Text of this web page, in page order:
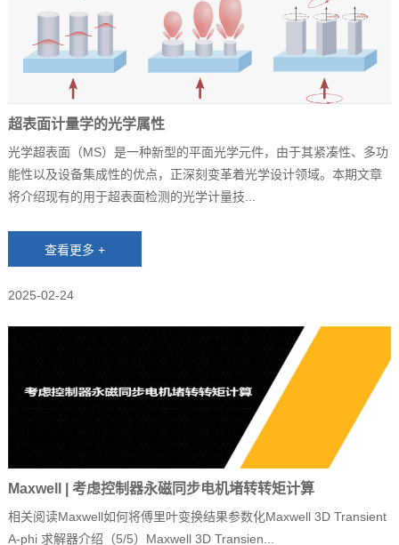
超表面计量学的光学属性
光学超表面（MS）是一种新型的平面光学元件，由于其紧凑性、多功
能性以及设备集成性的优点，正深刻变革着光学设计领域。本期文章
将介绍现有的用于超表面检测的光学计量技...
2025-02-24
Maxwell | 考虑控制器永磁同步电机堵转转矩计算
相关阅读Maxwell如何将傅里叶变换结果参数化Maxwell 3D Transient
A-phi 求解器介绍（5/5）Maxwell 3D Transien...